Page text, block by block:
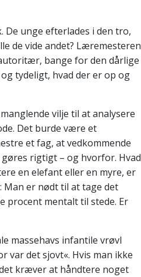
De unge efterlades i den tro,
de vide andet? Læremesteren
bange for den dårlige
tydeligt, hvad der er op og
vilje til at analysere
Det burde være et
et fag, at vedkommende
rigtigt – og hvorfor. Hvad
en elefant eller en myre, er
Man er nødt til at tage det
mentalt til stede. Er
massehavs infantile vrøvl
var det sjovt«. Hvis man ikke
kræver at håndtere noget